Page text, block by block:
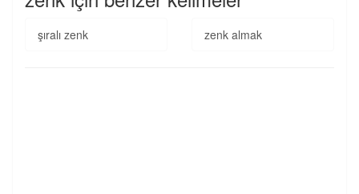
şıralı zenk zenk almak